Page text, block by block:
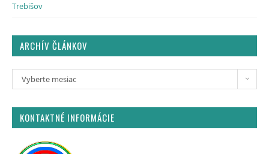
Trebišov
ARCHÍV ČLÁNKOV
Vyberte mesiac
KONTAKTNÉ INFORMÁCIE